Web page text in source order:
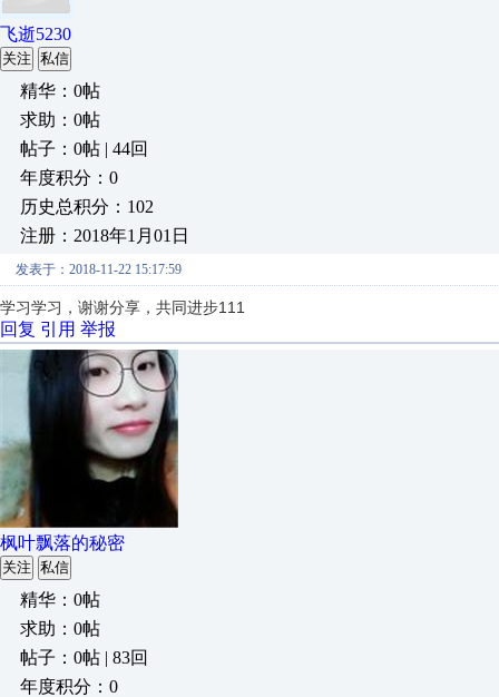
飞逝5230
关注 私信
精华：0帖
求助：0帖
帖子：0帖 | 44回
年度积分：0
历史总积分：102
注册：2018年1月01日
发表于：2018-11-22 15:17:59
学习学习，谢谢分享，共同进步111
回复 引用 举报
枫叶飘落的秘密
关注 私信
精华：0帖
求助：0帖
帖子：0帖 | 83回
年度积分：0